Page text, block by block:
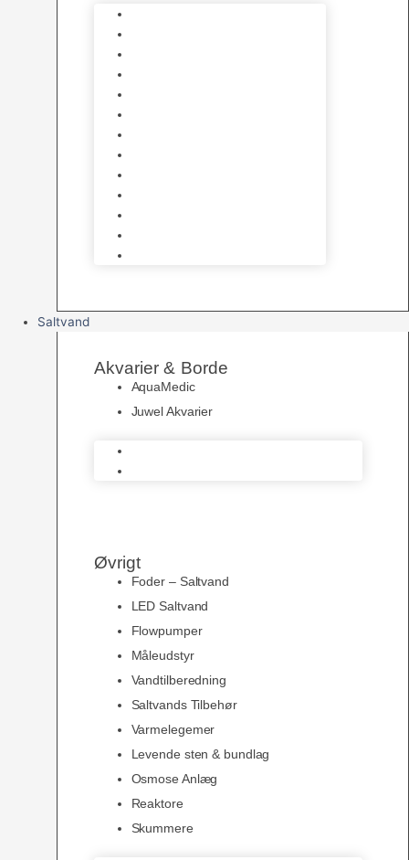
Saltvand
Akvarier & Borde
AquaMedic
Juwel Akvarier
Øvrigt
Foder – Saltvand
LED Saltvand
Flowpumper
Måleudstyr
Vandtilberedning
Saltvands Tilbehør
Varmelegemer
Levende sten & bundlag
Osmose Anlæg
Reaktore
Skummere